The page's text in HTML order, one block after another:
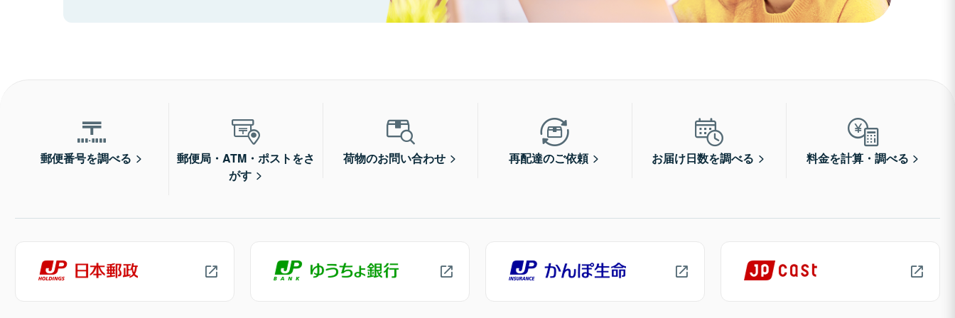
郵便番号を調べる
郵便局・ATM・ポストをさ
がす
荷物のお問い合わせ 再配達のご依頼 お届け日数を調べる 料金を計算・調べる